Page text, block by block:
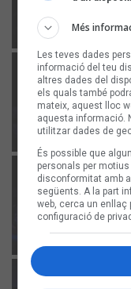
Més
Les teves dades
informació del teu
altres dades del
els quals també
mateix, aquest lloc
aquesta informació.
utilitzar dades de
És possible que
personals per
disconformitat amb
següents. A la part
web, cerca un
configuració de